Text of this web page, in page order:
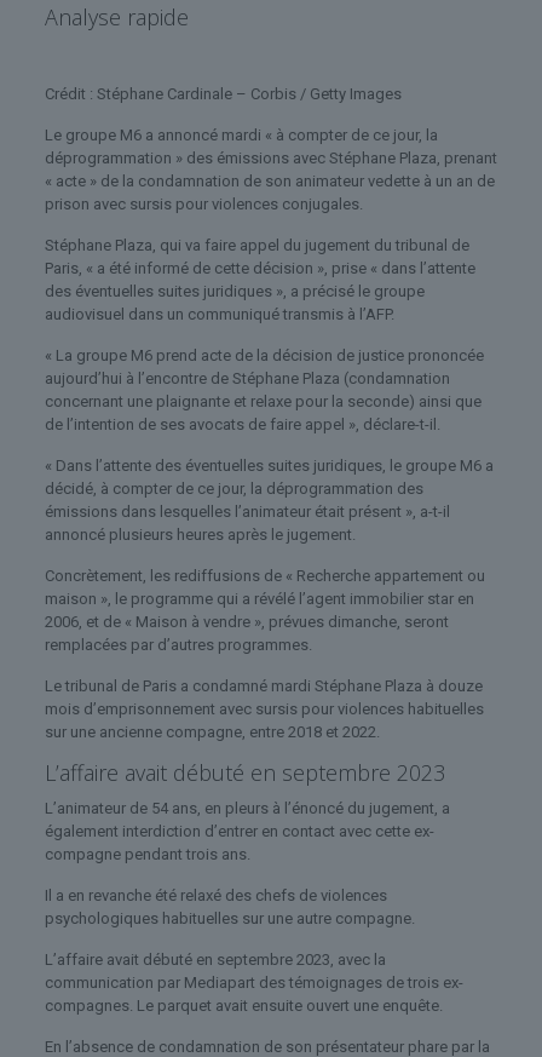
Analyse rapide
Crédit : Stéphane Cardinale – Corbis / Getty Images
Le groupe M6 a annoncé mardi « à compter de ce jour, la
déprogrammation » des émissions avec Stéphane Plaza, prenant
« acte » de la condamnation de son animateur vedette à un an de
prison avec sursis pour violences conjugales.
Stéphane Plaza, qui va faire appel du jugement du tribunal de
Paris, « a été informé de cette décision », prise « dans l’attente
des éventuelles suites juridiques », a précisé le groupe
audiovisuel dans un communiqué transmis à l’AFP.
« La groupe M6 prend acte de la décision de justice prononcée
aujourd’hui à l’encontre de Stéphane Plaza (condamnation
concernant une plaignante et relaxe pour la seconde) ainsi que
de l’intention de ses avocats de faire appel », déclare-t-il.
« Dans l’attente des éventuelles suites juridiques, le groupe M6 a
décidé, à compter de ce jour, la déprogrammation des
émissions dans lesquelles l’animateur était présent », a-t-il
annoncé plusieurs heures après le jugement.
Concrètement, les rediffusions de « Recherche appartement ou
maison », le programme qui a révélé l’agent immobilier star en
2006, et de « Maison à vendre », prévues dimanche, seront
remplacées par d’autres programmes.
Le tribunal de Paris a condamné mardi Stéphane Plaza à douze
mois d’emprisonnement avec sursis pour violences habituelles
sur une ancienne compagne, entre 2018 et 2022.
L’affaire avait débuté en septembre 2023
L’animateur de 54 ans, en pleurs à l’énoncé du jugement, a
également interdiction d’entrer en contact avec cette ex-
compagne pendant trois ans.
Il a en revanche été relaxé des chefs de violences
psychologiques habituelles sur une autre compagne.
L’affaire avait débuté en septembre 2023, avec la
communication par Mediapart des témoignages de trois ex-
compagnes. Le parquet avait ensuite ouvert une enquête.
En l’absence de condamnation de son présentateur phare par la